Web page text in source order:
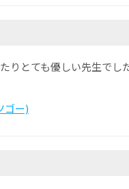
りとても優しい先生でし
ゴー)